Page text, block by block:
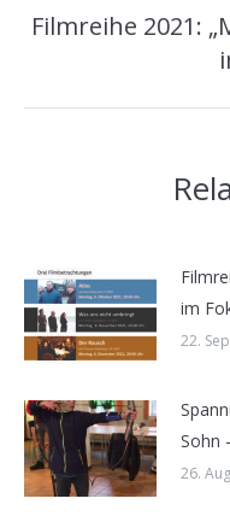
Filmreihe 2021:
im
22.
Sohn
26.